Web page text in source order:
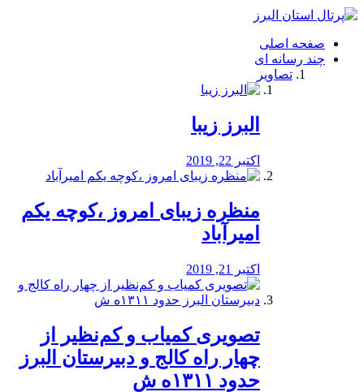
فصد
شرق
تهران
خشکشویی
صفحه اصلی
چند رسانه ای
تصاویر
البرز زیبا
اکتبر 22, 2019
منظره‌‌ زیبای امروز ،کوچه یکم
امیرآباد
اکتبر 21, 2019
️تصویری کمیاب و کم‌نظیر از
چهار راه كالج و دبيرستان البرز
حدود ۱۳۱۱ه ش